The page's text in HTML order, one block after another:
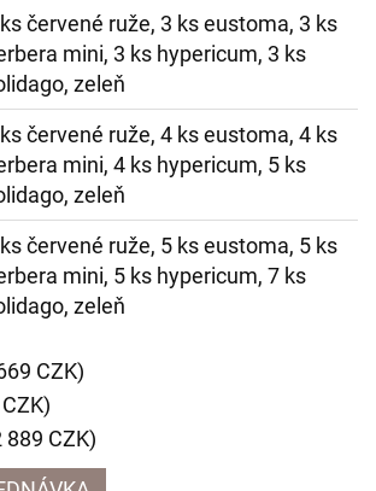
červené ruže, 3 ks eustoma, 3 ks
mini, 3 ks hypericum, 3 ks
zeleň
červené ruže, 4 ks eustoma, 4 ks
mini, 4 ks hypericum, 5 ks
zeleň
červené ruže, 5 ks eustoma, 5 ks
mini, 5 ks hypericum, 7 ks
zeleň
CZK)
889 CZK)